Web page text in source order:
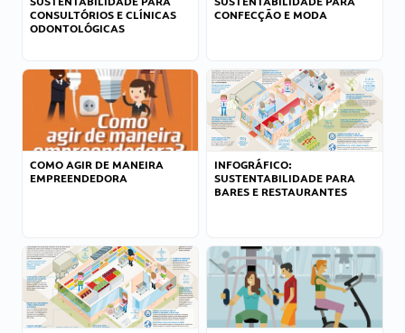
CONSULTÓRIOS E CLÍNICAS
ODONTOLÓGICAS
CONFECÇÃO E MODA
COMO AGIR DE MANEIRA
EMPREENDEDORA
INFOGRÁFICO:
SUSTENTABILIDADE PARA
BARES E RESTAURANTES